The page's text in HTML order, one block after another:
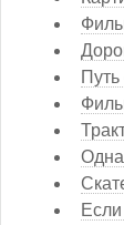
Одна